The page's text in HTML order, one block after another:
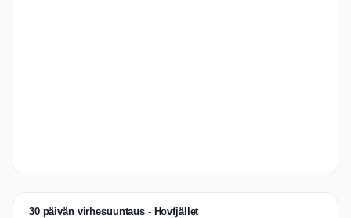
30 päivän virhesuuntaus - Hovfjället